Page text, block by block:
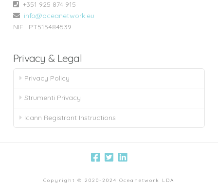
+351 925 874 915‬
info@oceanetwork.eu
NIF : PT515484539
Privacy & Legal
Privacy Policy
Strumenti Privacy
Icann Registrant Instructions
Copyright © 2020-2024 Oceanetwork LDA